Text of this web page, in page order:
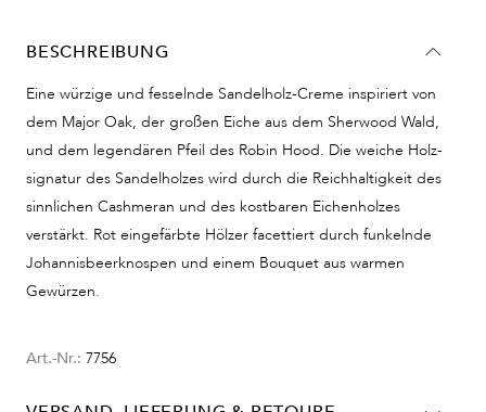
BESCHREIBUNG
Eine würzige und fesselnde Sandelholz-Creme inspiriert von
dem Major Oak, der großen Eiche aus dem Sherwood Wald,
und dem legendären Pfeil des Robin Hood. Die weiche Holz-
signatur des Sandelholzes wird durch die Reichhaltigkeit des
sinnlichen Cashmeran und des kostbaren Eichenholzes
verstärkt. Rot eingefärbte Hölzer facettiert durch funkelnde
Johannisbeerknospen und einem Bouquet aus warmen
Gewürzen.
Art.-Nr.: 7756